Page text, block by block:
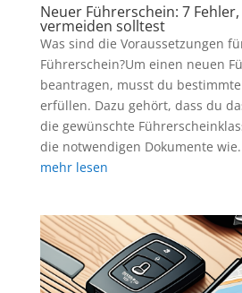
Neuer Führerschein: 7
vermeiden solltest
Was sind die Voraussetzungen
Führerschein?Um einen neuen
beantragen, musst du
erfüllen. Dazu gehört, dass du
die gewünschte
die notwendigen Dokumente
mehr lesen